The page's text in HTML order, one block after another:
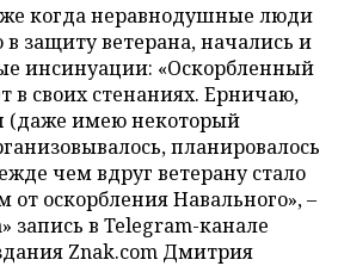
когда неравнодушные люди
в защиту ветерана, начались и
инсинуации: «Оскорбленный
в своих стенаниях. Ерничаю,
(даже имею некоторый
планировалось
чем вдруг ветерану стало
от оскорбления Навального», –
запись в Telegram-канале
Znak.com Дмитрия